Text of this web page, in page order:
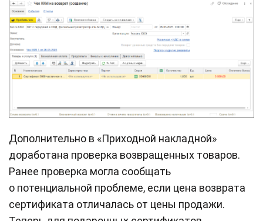
Дополнительно в «Приходной накладной»
доработана проверка возвращенных товаров.
Ранее проверка могла сообщать
о потенциальной проблеме, если цена возврата
сертификата отличалась от цены продажи.